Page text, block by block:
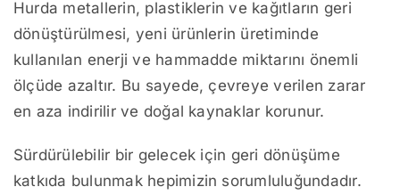
Hurda metallerin, plastiklerin ve kağıtların geri
dönüştürülmesi, yeni ürünlerin üretiminde
kullanılan enerji ve hammadde miktarını önemli
ölçüde azaltır. Bu sayede, çevreye verilen zarar
en aza indirilir ve doğal kaynaklar korunur.
Sürdürülebilir bir gelecek için geri dönüşüme
katkıda bulunmak hepimizin sorumluluğundadır.